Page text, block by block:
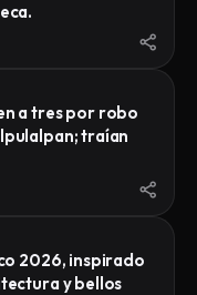
a tres por robo
traían
2026, inspirado
y bellos